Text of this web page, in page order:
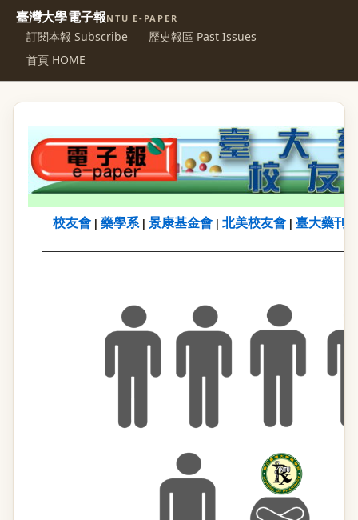
臺灣大學電子報NTU E-PAPER
訂閱本報 Subscribe
歷史報區 Past Issues
首頁 HOME
校友會 藥學系| 景康基金會 北美校友會 臺大藥刊